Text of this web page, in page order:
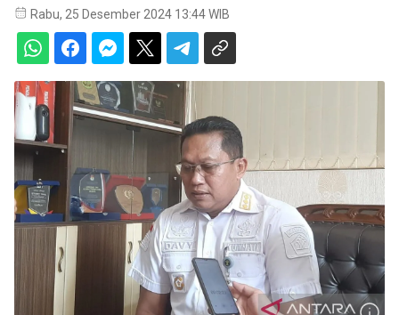
Rabu, 25 Desember 2024 13:44 WIB